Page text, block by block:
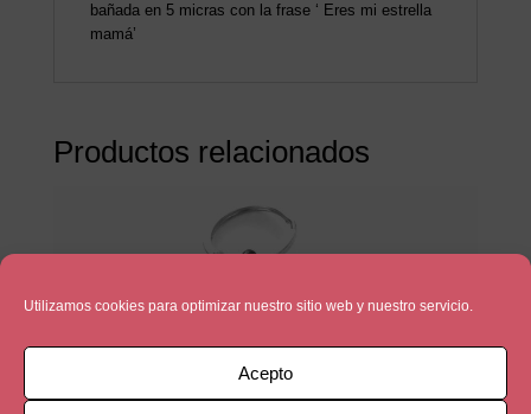
Utilizamos cookies para optimizar nuestro sitio web y nuestro servicio.
Acepto
bañada en 5 micras con la frase ‘ Eres mi estrella
mamá’
Productos relacionados